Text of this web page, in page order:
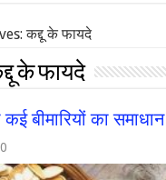
कद्दू के फायदे
के फायदे
बीमारियों का समाधान
0